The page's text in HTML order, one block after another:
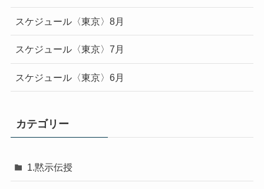
スケジュール〈東京〉8月
スケジュール〈東京〉7月
スケジュール〈東京〉6月
カテゴリー
1.黙示伝授